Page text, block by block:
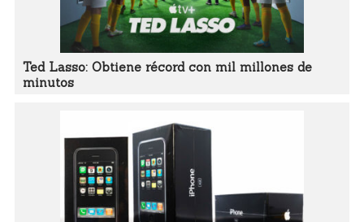
Ted Lasso: Obtiene récord con mil millones de
minutos